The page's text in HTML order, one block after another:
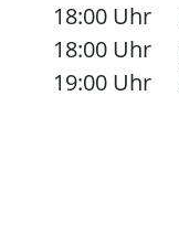
18:00 Uhr
18:00 Uhr
19:00 Uhr